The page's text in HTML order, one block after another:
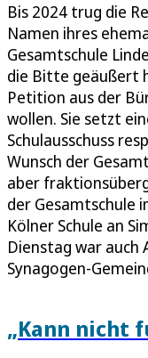
Bis 2024 trug die
Namen ihres
Gesamtschule
die Bitte geäußert
Petition aus der
wollen. Sie setzt
Schulausschuss
Wunsch der
aber
der Gesamtschule
Kölner Schule an
Dienstag war auch
Synagogen-
„Kann nicht